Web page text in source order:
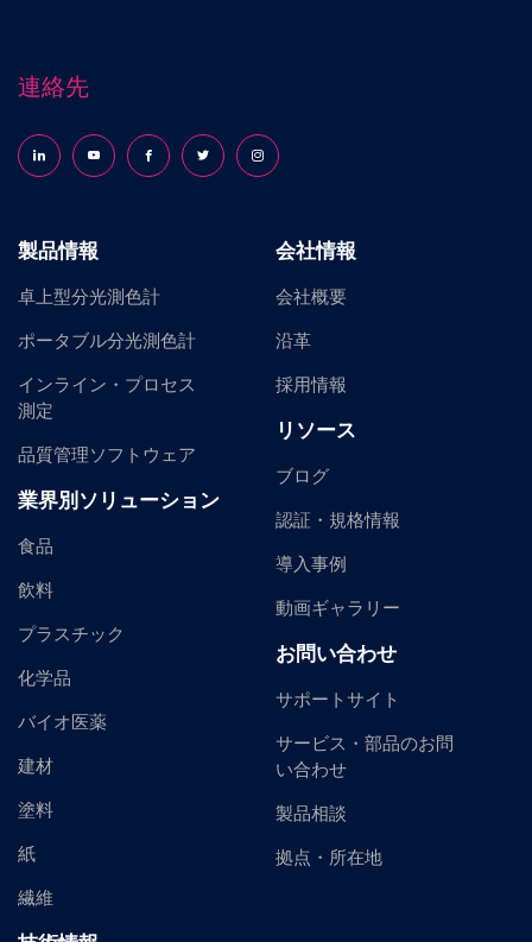
連絡先
Follow us on LinkedInFollow us on YouTubeFollow us on Facebook
Follow us on X (formerly Twitter)
Follow us on Instagram
製品情報
卓上型分光測色計
ポータブル分光測色計
インライン・プロセス
測定
品質管理ソフトウェア
業界別ソリューション
食品
飲料
プラスチック
化学品
バイオ医薬
建材
塗料
紙
繊維
会社情報
会社概要
沿革
採用情報
リソース
ブログ
認証・規格情報
導入事例
動画ギャラリー
お問い合わせ
サポートサイト
サービス・部品のお問
い合わせ
製品相談
拠点・所在地